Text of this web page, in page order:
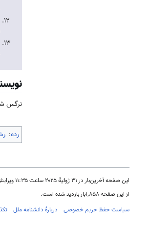
نرگس
رده:
این صفحه آخرین‌بار در ‏۳۱ ژوئیهٔ ۲۰۲۵ ساعت ‏۱۱:۳۵ ویرایش شده است.
از این صفحه ۱٬۸۵۸بار بازدید شده است.
سیاست حفظ حریم خصوصی
دربارهٔ دانشنامه ملل